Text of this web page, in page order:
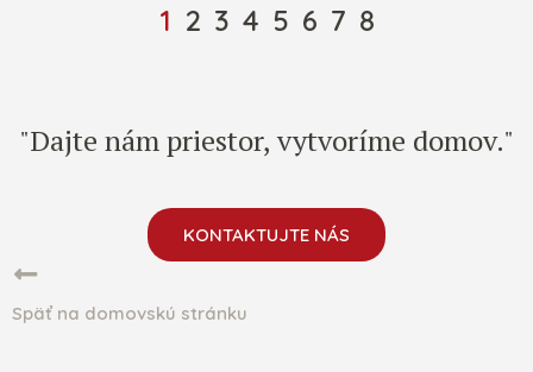
1 2 3 4 5 6 7 8
"Dajte nám priestor, vytvoríme domov."
KONTAKTUJTE NÁS
Späť na domovskú stránku